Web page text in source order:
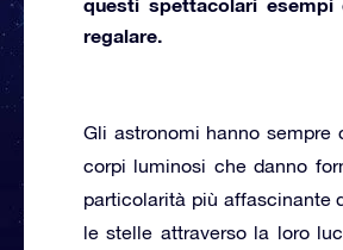
regalare.
Gli astronomi hanno
corpi luminosi che danno
particolarità più affascinante
le stelle attraverso la loro